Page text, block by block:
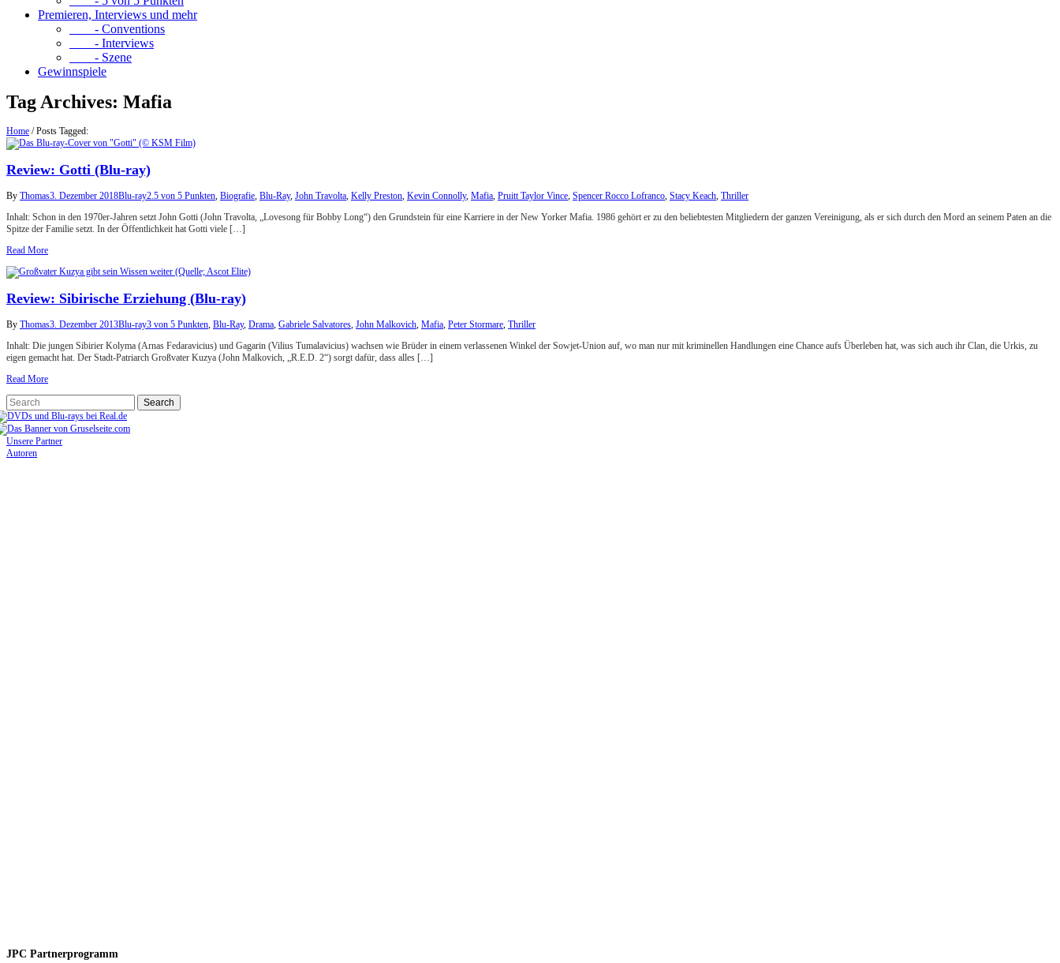
Premieren, Interviews und mehr
- Conventions
- Interviews
- Szene
Gewinnspiele
Tag Archives: Mafia
Home /Posts Tagged:
Review: Gotti (Blu-ray)
By Thomas3. Dezember 2018Blu-ray2.5 von 5 Punkten, Biografie, Blu-Ray, John Travolta, Kelly Preston, Kevin Connolly, Mafia, Pruitt Taylor Vince, Spencer Rocco Lofranco, Stacy Keach, Thriller
Inhalt: Schon in den 1970er-Jahren setzt John Gotti (John Travolta, „Lovesong für Bobby Long“) den Grundstein für eine Karriere in der New Yorker Mafia. 1986 gehört er zu den beliebtesten Mitgliedern der ganzen Vereinigung, als er sich durch den Mord an seinem Paten an die
Spitze der Familie setzt. In der Öffentlichkeit hat Gotti viele […]
Read More
Review: Sibirische Erziehung (Blu-ray)
By Thomas3. Dezember 2013Blu-ray3 von 5 Punkten, Blu-Ray, Drama, Gabriele Salvatores, John Malkovich, Mafia, Peter Stormare, Thriller
Inhalt: Die jungen Sibirier Kolyma (Arnas Fedaravicius) und Gagarin (Vilius Tumalavicius) wachsen wie Brüder in einem verlassenen Winkel der Sowjet-Union auf, wo man nur mit kriminellen Handlungen eine Chance aufs Überleben hat, was sich auch ihr Clan, die Urkis, zu
eigen gemacht hat. Der Stadt-Patriarch Großvater Kuzya (John Malkovich, „R.E.D. 2“) sorgt dafür, dass alles […]
Read More
Unsere Partner
Autoren
JPC Partnerprogramm